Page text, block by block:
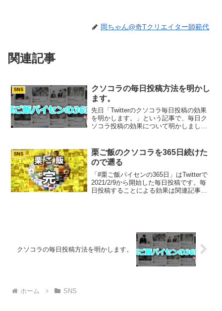
岡ちゃん@奇Tクリエイター師範代
関連記事
SNS
クソコラの毎日投稿方法を明かし
ます。
先日「Twitterのクソコラ毎日投稿の効果
を明かします。」という記事で、毎日ク
ソコラ投稿の効果について明かしました
と思います。先に言っておきますが、と
んでもなく泥臭い...
SNS
栗ご飯のクソコラを365日続けた
ので遡る
「#栗ご飯パイセンの365日」はTwitterで
2021/2/9から開始した毎日投稿です。毎
日投稿することによる効果は関連記事の
クソコラの毎日投稿方法を明かします。
ホーム SNS